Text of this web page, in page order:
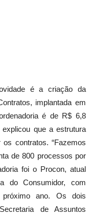
é a criação da
implantada em
é de R$ 6,8
explicou que a estrutura
contratos. “Fazemos
de 800 processos por
foi o Procon, atual
do Consumidor, com
ano. Os dois
de Assuntos